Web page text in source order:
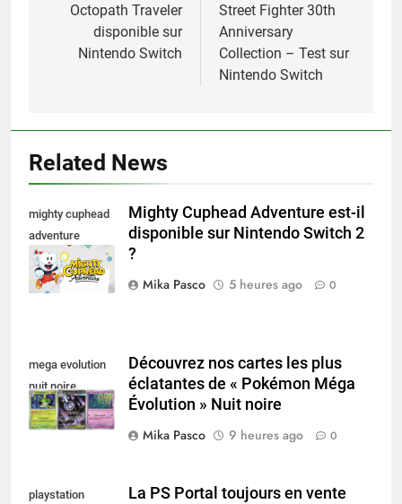
l’article
Octopath Traveler
disponible sur
Nintendo Switch
Street Fighter 30th
Anniversary
Collection – Test sur
Nintendo Switch
Related News
mighty cuphead
adventure
nintendo switch
Mighty Cuphead Adventure est-il
disponible sur Nintendo Switch 2
?
Mika Pasco
5 heures ago 0
mega evolution
nuit noire
Découvrez nos cartes les plus
éclatantes de « Pokémon Méga
Évolution » Nuit noire
Mika Pasco
9 heures ago 0
playstation
La PS Portal toujours en vente